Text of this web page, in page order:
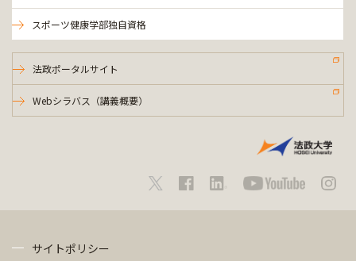
スポーツ健康学部独自資格
法政ポータルサイト
Webシラバス（講義概要）
サイトポリシー